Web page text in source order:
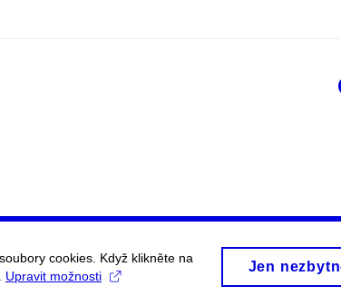
cookies. Když klikněte na
Upravit možnosti
Jen